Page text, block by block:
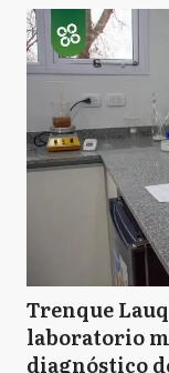
Trenque
laboratorio
diagnóstico